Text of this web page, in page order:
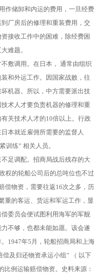
作储卸和内运的费用，一旦经费
厂房后的修理和重装费用，交
接收工作中的困难，除经费困
难题。
敷调用。在日本， 通常由组织
和外运工作。因国家战败，往
机器。所以，中方需要派出技
术人才要负责机器的修理和重
关技术人才的10倍以上。行政
本就近雇佣所需要的监督人
训练” 相关人员。
足调配。招商局战后残存的大
权的轮船公司后的总吨位也不过
偿物资，需要往返16次之多，历
重的客运、货运和军运工作，显
委员会便试图利用海军的军舰
不够，也都未能如愿。该会遂
1947年5月，轮船招商局和上海
及归还物资承运小组” （ 以下
比例运输赔偿物资。史料来源：